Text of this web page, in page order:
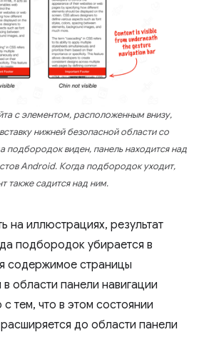
с элементом, расположенным внизу,
нижней безопасной области со
подбородок виден, панель находится над
Android. Когда подбородок уходит,
также садится над ним.
на иллюстрациях, результат
подбородок убирается в
содержимое страницы
области панели навигации
тем, что в этом состоянии
до области панели